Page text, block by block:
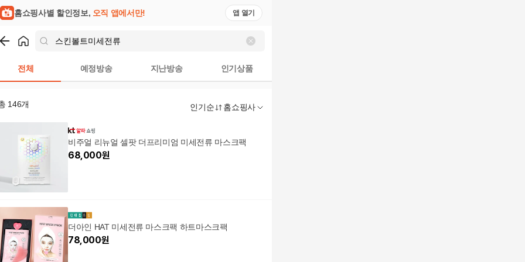
홈쇼핑사별 할인정보, 오직 앱에서만! 앱 열기
전체 예정방송 지난방송 인기상품
146개 인기순 홈쇼핑사
비주얼 리뉴얼 셀팟 더프리미엄 미세전류 마스크팩
68,000원
더아인 HAT 미세전류 마스크팩 하트마스크팩
78,000원